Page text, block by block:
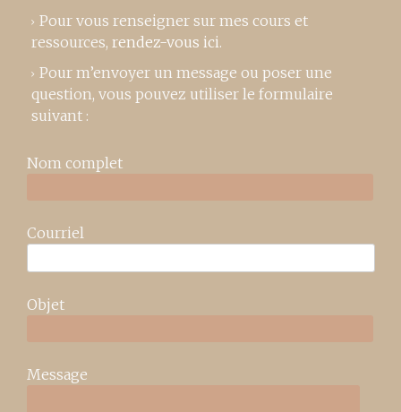
Pour vous renseigner sur mes cours et
ressources, rendez-vous ici.
Pour m’envoyer un message ou poser une
question, vous pouvez utiliser le formulaire
suivant :
Nom complet
Courriel
Objet
Message